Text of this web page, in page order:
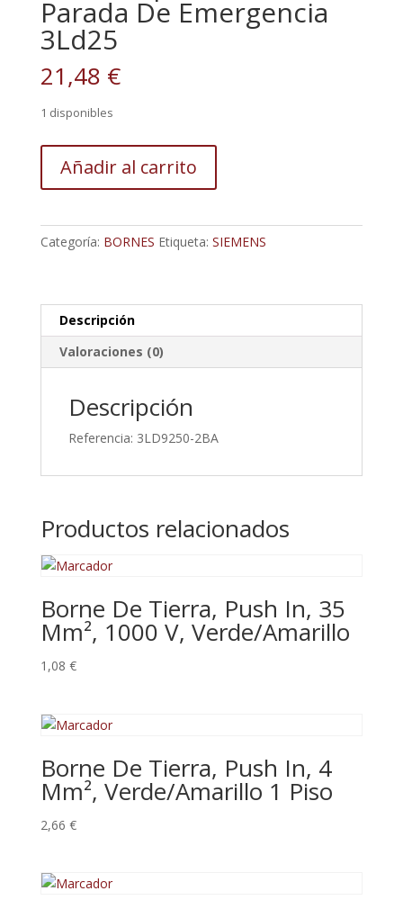
Parada De Emergencia
3Ld25
21,48 €
1 disponibles
Puesta
Continua,
Para
Fijación
Hasta
Accesorios
E
De
De
Emergencia
cantidad
Añadir al carrito
Categoría: BORNES Etiqueta: SIEMENS
Descripción
Valoraciones (0)
Descripción
Referencia: 3LD9250-2BA
Productos relacionados
Borne De Tierra, Push In, 35
Mm², 1000 V, Verde/Amarillo
1,08 €
Borne De Tierra, Push In, 4
Mm², Verde/Amarillo 1 Piso
2,66 €